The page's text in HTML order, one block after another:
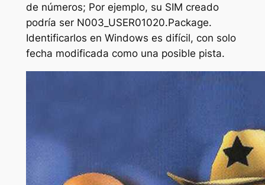
de números; Por ejemplo, su SIM creado
podría ser N003_USER01020.Package.
Identificarlos en Windows es difícil, con solo
fecha modificada como una posible pista.